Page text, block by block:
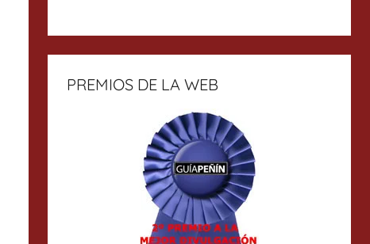
PREMIOS DE LA WEB